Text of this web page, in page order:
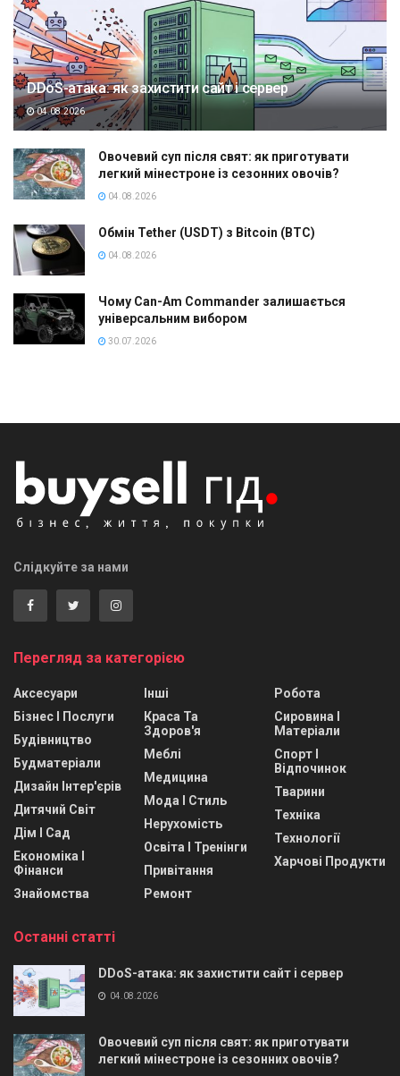
DDoS-атака: як захистити сайт і сервер
04.08.2026
Овочевий суп після свят: як приготувати
легкий мінестроне із сезонних овочів?
04.08.2026
Обмін Tether (USDT) з Bitcoin (BTC)
04.08.2026
Чому Can-Am Commander залишається
універсальним вибором
30.07.2026
Слідкуйте за нами
Перегляд за категорією
Аксесуари
Бізнес І Послуги
Будівництво
Будматеріали
Дизайн Інтер'єрів
Дитячий Світ
Дім І Сад
Економіка І
Фінанси
Знайомства
Інші
Краса Та
Здоров'я
Меблі
Медицина
Мода І Стиль
Нерухомість
Освіта І Тренінги
Привітання
Ремонт
Робота
Сировина І
Матеріали
Спорт І
Відпочинок
Тварини
Техніка
Технології
Харчові Продукти
Останні статті
DDoS-атака: як захистити сайт і сервер
04.08.2026
Овочевий суп після свят: як приготувати
легкий мінестроне із сезонних овочів?